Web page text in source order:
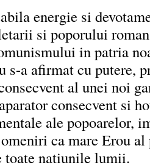
energie si
si poporului
in patria
s-a afirmat cu putere,
al unei noi
consecvent si
ale popoarelor,
ca mare Erou
natiunile lumii.